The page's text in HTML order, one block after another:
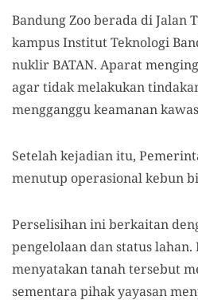
Bandung Zoo berada di Jalan
kampus Institut Teknologi
nuklir BATAN. Aparat
agar tidak melakukan
mengganggu keamanan
Setelah kejadian itu,
menutup operasional kebun
Perselisihan ini berkaitan
pengelolaan dan status
menyatakan tanah tersebut
sementara pihak yayasan